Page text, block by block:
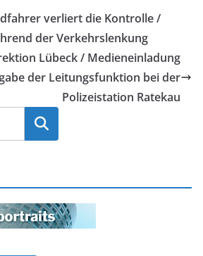
verliert die Kontrolle /
der Verkehrslenkung
Lübeck / Medieneinladung
der Leitungsfunktion bei der
Polizeistation Ratekau
Suchen